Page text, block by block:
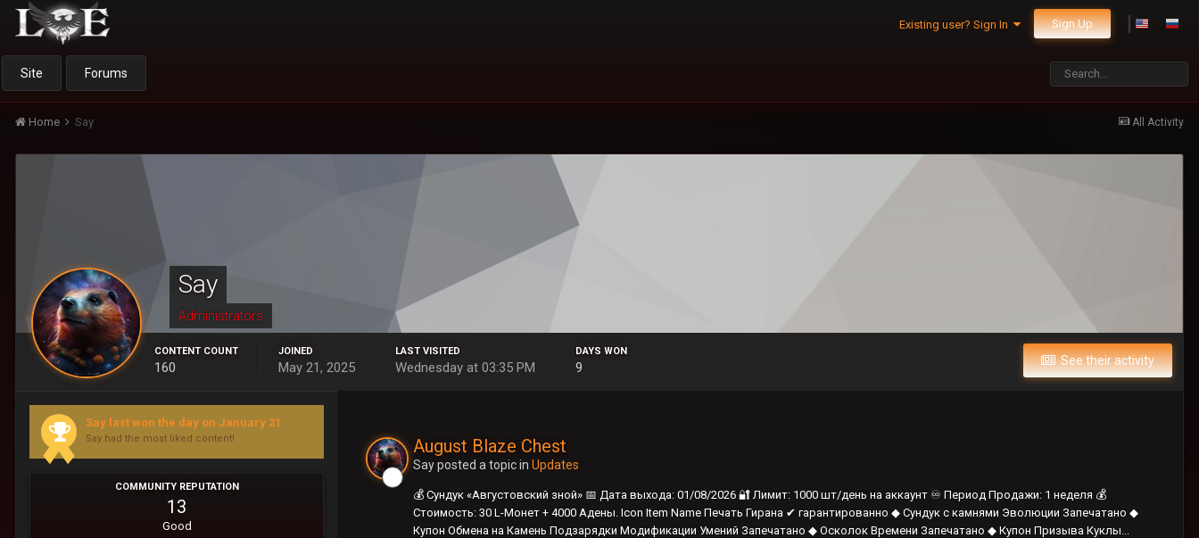
Existing user? Sign In Sign Up
Site Forums
All Activity
Home Say
Say
Administrators
See their activity
CONTENT COUNT
160
JOINED
May 21, 2025
LAST VISITED
Wednesday at 03:35 PM
DAYS WON
9
Say last won the day on January 21
Say had the most liked content!
COMMUNITY REPUTATION
13
Good
August Blaze Chest
Say posted a topic in Updates
💰 Сундук «Августовский зной» 📅 Дата выхода: 01/08/2026 🔐 Лимит: 1000 шт/день на аккаунт ♾️ Период Продажи: 1 неделя 💰
Стоимость: 30 L-Монет + 4000 Адены. Icon Item Name Печать Гирана ✔ гарантированно ◆ Сундук с камнями Эволюции Запечатано ◆
Купон Обмена на Камень Подзарядки Модификации Умений Запечатано ◆ Осколок Времени Запечатано ◆ Купон Призыва Куклы...